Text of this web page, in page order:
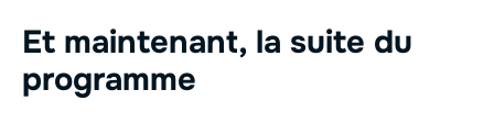
Et maintenant, la suite du
programme